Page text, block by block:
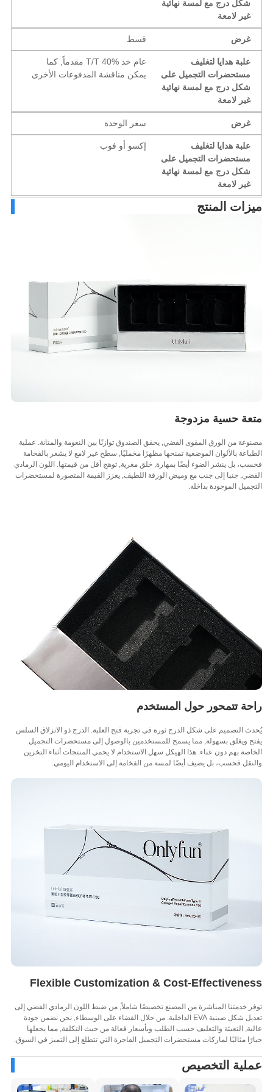
شكل درج مع لمسة نهائية
غير لامعة
علبة هدايا لتغليف
مستحضرات التجميل على
شكل درج مع لمسة نهائية
غير لامعة
عام خذ T/T 40% مقدماً, كما
يمكن مناقشة المدفوعات الأخرى
سعر الوحدة
علبة هدايا لتغليف
مستحضرات التجميل على
شكل درج مع لمسة نهائية
غير لامعة
إكسو أو فوب
المنتج
حسية مزدوجة
من الورق المقوى الفضي, يحقق الصندوق توازنًا بين النعومة والمتانة. عملية
بالألوان الموضعية تمنحها مظهرًا مخمليًا, سطح غير لامع لا يشعر بالفخامة
بل ينشر الضوء أيضًا بمهارة, خلق مغرية, توهج أقل من قيمتها. اللون الرمادي
جنبا إلى جنب مع وميض الورقة اللطيف, يعزز القيمة المتصورة لمستحضرات
الموجودة بداخله.
تتمحور حول المستخدم
التصميم على شكل الدرج ثورة في تجربة فتح العلبة. الدرج ذو الانزلاق السلس
ويغلق بسهولة, مما يسمح للمستخدمين بالوصول إلى مستحضرات التجميل
بهم دون عناء. هذا الهيكل سهل الاستخدام لا يحمي المنتجات أثناء التخزين
فحسب، بل يضيف أيضًا لمسة من الفخامة إلى الاستخدام اليومي.
Flexible Customization & Cost-
خدمتنا المباشرة من المصنع تخصيصًا شاملاً, من ضبط اللون الرمادي الفضي إلى
تعديل شكل صينية EVA الداخلية. من خلال القضاء على الوسطاء, نحن نضمن جودة
التعبئة والتغليف حسب الطلب وبأسعار فعالة من حيث التكلفة, مما يجعلها
مثاليًا لماركات مستحضرات التجميل الفاخرة التي تتطلع إلى التميز في السوق.
التخصيص